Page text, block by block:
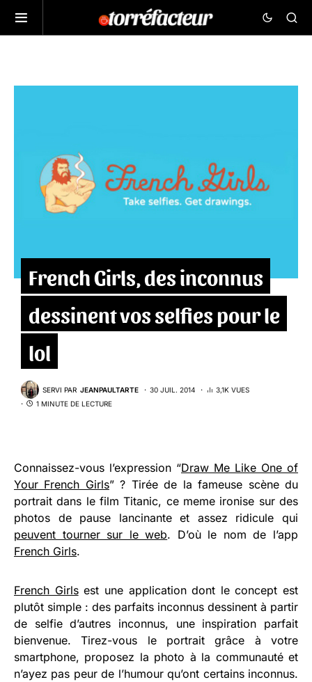
French Girls, des inconnus
dessinent vos selfies pour le
lol
SERVI PAR JEANPAULTARTE 30 JUIL. 2014
3,1K VUES
1 MINUTE DE LECTURE
Connaissez-vous l’expression “Draw Me Like One of
Your French Girls” ? Tirée de la fameuse scène du
portrait dans le film Titanic, ce meme ironise sur des
photos de pause lancinante et assez ridicule qui
peuvent tourner sur le web. D’où le nom de l’app
French Girls.
French Girlsest une application dont le concept est
plutôt simple : des parfaits inconnus dessinent à partir
de selfie d’autres inconnus, une inspiration parfait
bienvenue. Tirez-vous le portrait grâce à votre
smartphone, proposez la photo à la communauté et
n’ayez pas peur de l’humour qu’ont certains inconnus.